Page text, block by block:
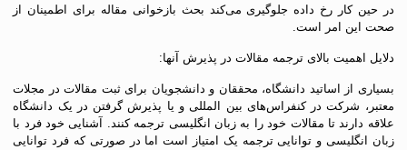
در حین کار رخ داده جلوگیری می‌کند بحث بازخوانی مقاله برای اطمینان از
صحت این امر است.
دلایل اهمیت بالای ترجمه مقالات در پذیرش آنها:
بسیاری از اساتید دانشگاه، محققان و دانشجویان برای ثبت مقالات در مجلات
معتبر، شرکت در کنفراس‌های بین المللی و یا پذیرش گرفتن در یک دانشگاه
علاقه دارند تا مقالات خود را به زبان انگلیسی ترجمه کنند. آشنایی خود فرد با
زبان انگلیسی و توانایی ترجمه یک امتیاز است اما در صورتی که فرد توانایی